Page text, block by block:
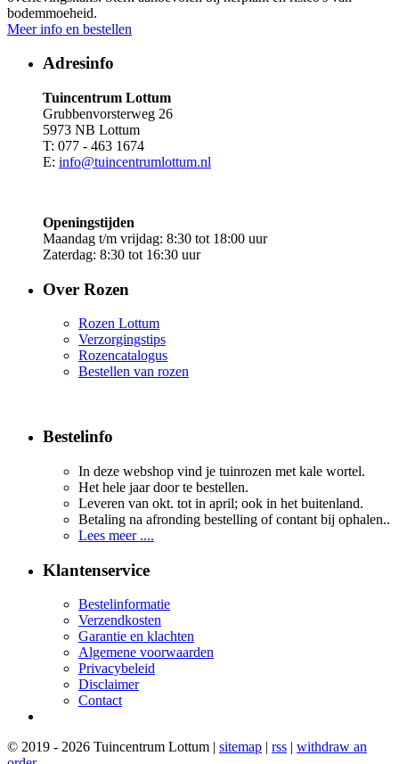
bodemmoeheid.
Meer info en bestellen
Adresinfo
Tuincentrum Lottum
Grubbenvorsterweg 26
5973 NB Lottum
T: 077 - 463 1674
E: info@tuincentrumlottum.nl
Openingstijden
Maandag t/m vrijdag: 8:30 tot 18:00 uur
Zaterdag: 8:30 tot 16:30 uur
Over Rozen
Rozen Lottum
Verzorgingstips
Rozencatalogus
Bestellen van rozen
Bestelinfo
In deze webshop vind je tuinrozen met kale wortel.
Het hele jaar door te bestellen.
Leveren van okt. tot in april; ook in het buitenland.
Betaling na afronding bestelling of contant bij ophalen..
Lees meer ....
Klantenservice
Bestelinformatie
Verzendkosten
Garantie en klachten
Algemene voorwaarden
Privacybeleid
Disclaimer
Contact
© 2019 - 2026 Tuincentrum Lottum | sitemap | rss | withdraw an